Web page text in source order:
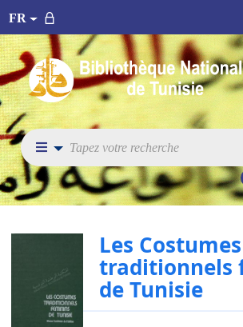
FR
Les Costumes
traditionnels
de Tunisie